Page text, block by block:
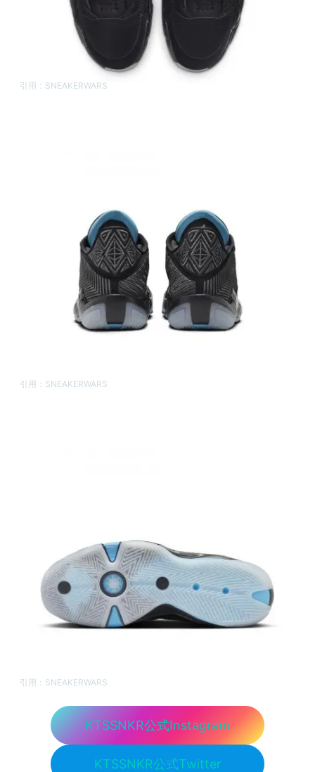
引用： SNEAKERWARS
引用： SNEAKERWARS
引用： SNEAKERWARS
KTSSNKR公式Instagram
KTSSNKR公式Twitter